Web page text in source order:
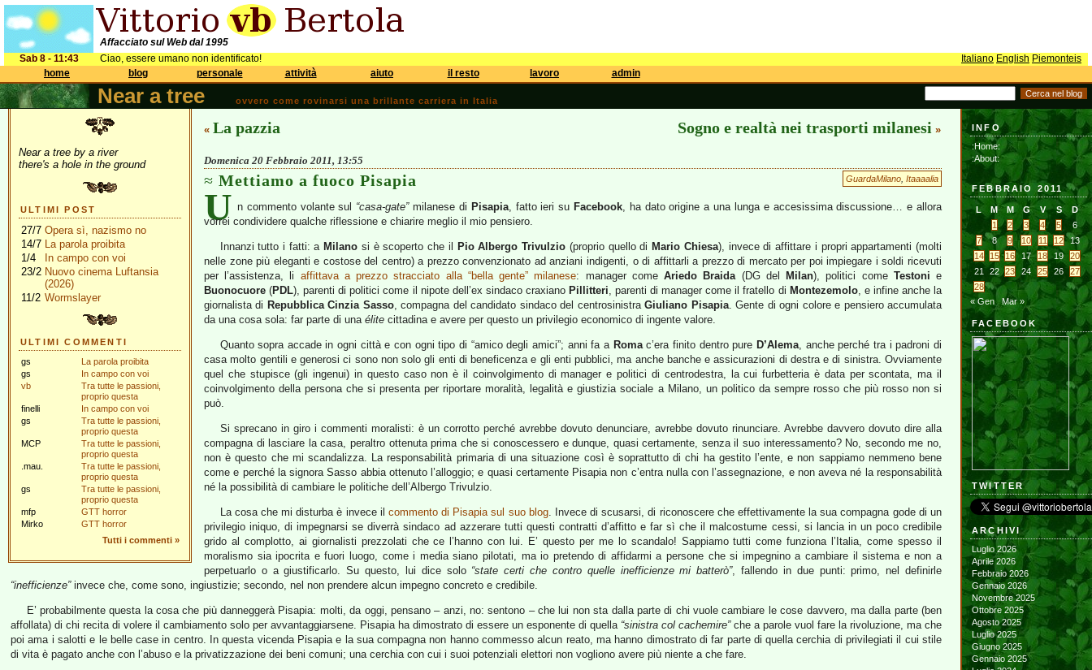
Affacciato sul Web dal 1995
Sab 8 - 11:43
Ciao, essere umano non identificato! Italiano English Piemonteis
home
blog personale attività aiuto il resto lavoro admin
Near a tree ovvero come rovinarsi una brillante carriera in Italia
Near a tree by a river
there's a hole in the ground
ULTIMI POST
27/7 Opera sì, nazismo no
14/7 La parola proibita
1/4
In campo con voi
23/2 Nuovo cinema Luftansia
(2026)
11/2 Wormslayer
ULTIMI COMMENTI
gs
La parola proibita
gs
In campo con voi
vb
Tra tutte le passioni,
proprio questa
finelli
In campo con voi
gs
Tra tutte le passioni,
proprio questa
MCP
Tra tutte le passioni,
proprio questa
.mau.
Tra tutte le passioni,
proprio questa
gs
Tra tutte le passioni,
proprio questa
mfp
GTT horror
Mirko
GTT horror
Tutti i commenti »
« La pazzia Sogno e realtà nei trasporti milanesi »
Domenica 20 Febbraio 2011, 13:55
GuardaMilano Itaaaalia
Mettiamo a fuoco Pisapia
U n commento volante sul “casa-gate”milanese di Pisapia, fatto ieri su Facebook, ha dato origine a una lunga e accesissima discussione… e allora
vorrei condividere qualche riflessione e chiarire meglio il mio pensiero.
Innanzi tutto i fatti: a Milano si è scoperto che il Pio Albergo Trivulzio (proprio quello di Mario Chiesa), invece di affittare i propri appartamenti (molti
nelle zone più eleganti e costose del centro) a prezzo convenzionato ad anziani indigenti, o di affittarli a prezzo di mercato per poi impiegare i soldi ricevuti
per l’assistenza, li affittava a prezzo stracciato alla “bella gente” milanese: manager comeAriedo Braida(DG del Milan), politici come Testoni e
Buonocuore (PDL), parenti di politici come il nipote dell’ex sindaco craxiano Pillitteri, parenti di manager come il fratello di Montezemolo, e infine anche la
giornalista di Repubblica Cinzia Sasso, compagna del candidato sindaco del centrosinistraGiuliano Pisapia. Gente di ogni colore e pensiero accumulata
da una cosa sola: far parte di una élite cittadina e avere per questo un privilegio economico di ingente valore.
Quanto sopra accade in ogni città e con ogni tipo di “amico degli amici”; anni fa a Romac’era finito dentro pure D’Alema, anche perché tra i padroni di
casa molto gentili e generosi ci sono non solo gli enti di beneficenza e gli enti pubblici, ma anche banche e assicurazioni di destra e di sinistra. Ovviamente
quel che stupisce (gli ingenui) in questo caso non è il coinvolgimento di manager e politici di centrodestra, la cui furbetteria è data per scontata, ma il
coinvolgimento della persona che si presenta per riportare moralità, legalità e giustizia sociale a Milano, un politico da sempre rosso che più rosso non si
può.
Si sprecano in giro i commenti moralisti: è un corrotto perché avrebbe dovuto denunciare, avrebbe dovuto rinunciare. Avrebbe davvero dovuto dire alla
compagna di lasciare la casa, peraltro ottenuta prima che si conoscessero e dunque, quasi certamente, senza il suo interessamento? No, secondo me no,
non è questo che mi scandalizza. La responsabilità primaria di una situazione così è soprattutto di chi ha gestito l’ente, e non sappiamo nemmeno bene
come e perché la signora Sasso abbia ottenuto l’alloggio; e quasi certamente Pisapia non c’entra nulla con l’assegnazione, e non aveva né la responsabilità
né la possibilità di cambiare le politiche dell’Albergo Trivulzio.
La cosa che mi disturba è invece il commento di Pisapia sul suo blog. Invece di scusarsi, di riconoscere che effettivamente la sua compagna gode di un
privilegio iniquo, di impegnarsi se diverrà sindaco ad azzerare tutti questi contratti d’affitto e far sì che il malcostume cessi, si lancia in un poco credibile
grido al complotto, ai giornalisti prezzolati che ce l’hanno con lui. E’ questo per me lo scandalo! Sappiamo tutti come funziona l’Italia, come spesso il
moralismo sia ipocrita e fuori luogo, come i media siano pilotati, ma io pretendo di affidarmi a persone che si impegnino a cambiare il sistema e non a
perpetuarlo o a giustificarlo. Su questo, lui dice solo “state certi che contro quelle inefficienze mi batterò”, fallendo in due punti: primo, nel definirle
“inefficienze”invece che, come sono, ingiustizie; secondo, nel non prendere alcun impegno concreto e credibile.
E’ probabilmente questa la cosa che più danneggerà Pisapia: molti, da oggi, pensano – anzi, no: sentono – che lui non sta dalla parte di chi vuole cambiare le cose davvero, ma dalla parte (ben
affollata) di chi recita di volere il cambiamento solo per avvantaggiarsene. Pisapia ha dimostrato di essere un esponente di quella “sinistra col cachemire”che a parole vuol fare la rivoluzione, ma che
poi ama i salotti e le belle case in centro. In questa vicenda Pisapia e la sua compagna non hanno commesso alcun reato, ma hanno dimostrato di far parte di quella cerchia di privilegiati il cui stile
di vita è pagato anche con l’abuso e la privatizzazione dei beni comuni; una cerchia con cui i suoi potenziali elettori non vogliono avere più niente a che fare.
INFO
:Home:
:About:
FEBBRAIO 2011
L M M G V S
D
1
2 3 4 5
6
7
8 9 10 11 12
13
14
15 16 17 18 19
20
21
22 23 24 25 26
27
28
« Gen
Mar »
FACEBOOK
TWITTER
ARCHIVI
Luglio 2026
Aprile 2026
Febbraio 2026
Gennaio 2026
Novembre 2025
Ottobre 2025
Agosto 2025
Luglio 2025
Giugno 2025
Gennaio 2025